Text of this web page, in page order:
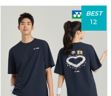
BEST
12